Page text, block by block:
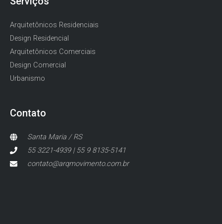
Arquitetônicos Residenciais
Design Residencial
Arquitetônicos Comerciais
Design Comercial
Urbanismo
Contato
Santa Maria / RS
55 3221-4939 | 55 9 8135-5141
contato@arqmovimento.com.br